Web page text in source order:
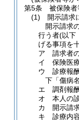
第5条
被保険者
(1)
開示請求
開示請求
行う者(以下
げる事項を
ア
請求者
イ
保険医
ウ
診療報
下「傷病
エ
調剤報
オ
本人の
カ
開示請
キ
診療内